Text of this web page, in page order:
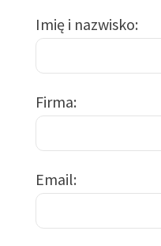
Imię i nazwisko
Firma
Email